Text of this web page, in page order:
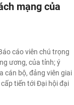
mạng của
cáo viên chú trọng
ương, của tỉnh; ý
cán bộ, đảng viên giai
tiến tới Đại hội đại